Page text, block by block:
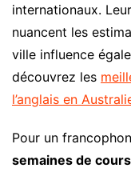
internationaux.
nuancent les
ville influence
découvrez les
l’anglais en
Pour un
semaines de